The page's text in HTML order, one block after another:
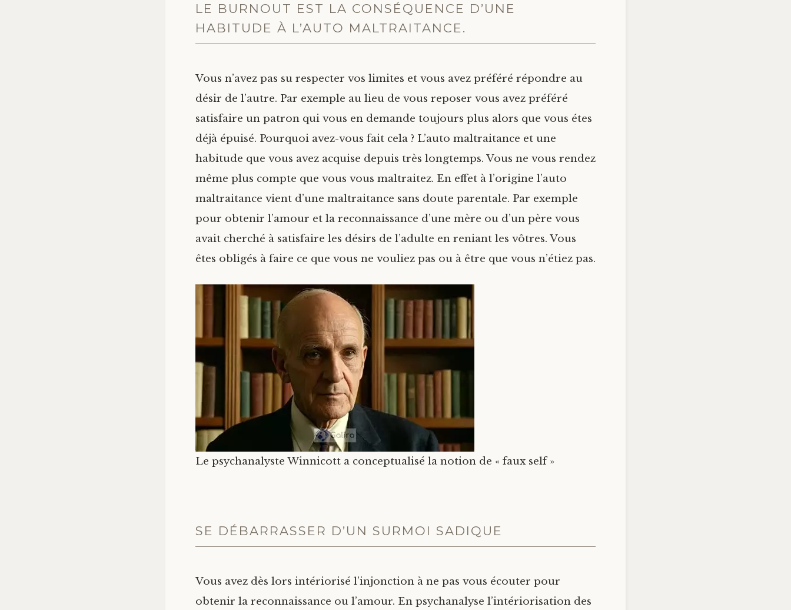
LE BURNOUT EST LA CONSÉQUENCE D’UNE
HABITUDE À L’AUTO MALTRAITANCE.
Vous n’avez pas su respecter vos limites et vous avez préféré répondre au
désir de l’autre. Par exemple au lieu de vous reposer vous avez préféré
satisfaire un patron qui vous en demande toujours plus alors que vous étes
déjà épuisé. Pourquoi avez-vous fait cela ? L’auto maltraitance et une
habitude que vous avez acquise depuis très longtemps. Vous ne vous rendez
même plus compte que vous vous maltraitez. En effet à l’origine l’auto
maltraitance vient d’une maltraitance sans doute parentale. Par exemple
pour obtenir l’amour et la reconnaissance d’une mère ou d’un père vous
avait cherché à satisfaire les désirs de l’adulte en reniant les vôtres. Vous
êtes obligés à faire ce que vous ne vouliez pas ou à être que vous n’étiez pas.
Le psychanalyste Winnicott a conceptualisé la notion de « faux self »
SE DÉBARRASSER D’UN SURMOI SADIQUE
Vous avez dès lors intériorisé l’injonction à ne pas vous écouter pour
obtenir la reconnaissance ou l’amour. En psychanalyse l’intériorisation des